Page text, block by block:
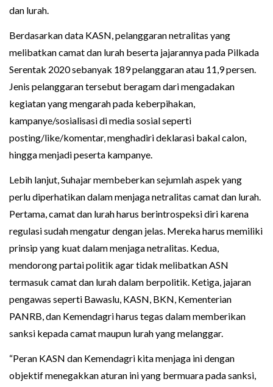
dan lurah.
Berdasarkan data KASN, pelanggaran netralitas yang
melibatkan camat dan lurah beserta jajarannya pada Pilkada
Serentak 2020 sebanyak 189 pelanggaran atau 11,9 persen.
Jenis pelanggaran tersebut beragam dari mengadakan
kegiatan yang mengarah pada keberpihakan,
kampanye/sosialisasi di media sosial seperti
posting/like/komentar, menghadiri deklarasi bakal calon,
hingga menjadi peserta kampanye.
Lebih lanjut, Suhajar membeberkan sejumlah aspek yang
perlu diperhatikan dalam menjaga netralitas camat dan lurah.
Pertama, camat dan lurah harus berintrospeksi diri karena
regulasi sudah mengatur dengan jelas. Mereka harus memiliki
prinsip yang kuat dalam menjaga netralitas. Kedua,
mendorong partai politik agar tidak melibatkan ASN
termasuk camat dan lurah dalam berpolitik. Ketiga, jajaran
pengawas seperti Bawaslu, KASN, BKN, Kementerian
PANRB, dan Kemendagri harus tegas dalam memberikan
sanksi kepada camat maupun lurah yang melanggar.
“Peran KASN dan Kemendagri kita menjaga ini dengan
objektif menegakkan aturan ini yang bermuara pada sanksi,